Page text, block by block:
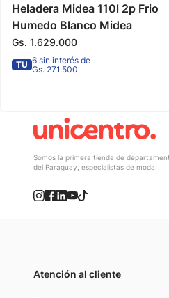
Heladera Midea 110l 2p Frio
Humedo Blanco Midea
Gs. 1.629.000
TU 6 sin interés de
Gs. 271.500
Somos la primera tienda de
del Paraguay, especialistas de moda.
Atención al cliente